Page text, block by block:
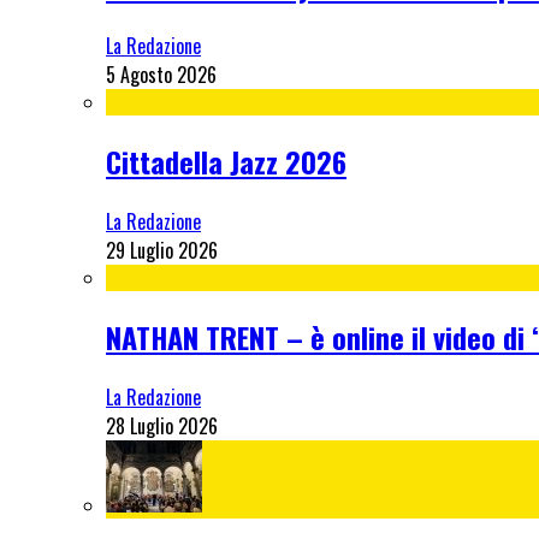
La Redazione
5 Agosto 2026
Cittadella Jazz 2026
La Redazione
29 Luglio 2026
NATHAN TRENT – è online il video
La Redazione
28 Luglio 2026